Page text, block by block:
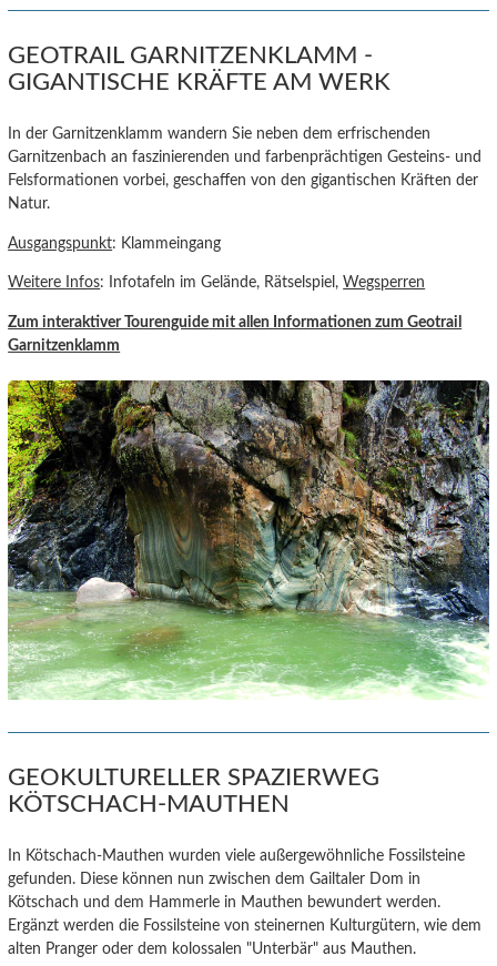
GEOTRAIL GARNITZENKLAMM -
GIGANTISCHE KRÄFTE AM WERK
In der Garnitzenklamm wandern Sie neben dem erfrischenden
Garnitzenbach an faszinierenden und farbenprächtigen Gesteins- und
Felsformationen vorbei, geschaffen von den gigantischen Kräften der
Natur.
Ausgangspunkt: Klammeingang
Weitere Infos: Infotafeln im Gelände, Rätselspiel,Wegsperren
Zum interaktiver Tourenguide mit allen Informationen zum Geotrail
Garnitzenklamm
GEOKULTURELLER SPAZIERWEG
KÖTSCHACH-MAUTHEN
In Kötschach-Mauthen wurden viele außergewöhnliche Fossilsteine
gefunden. Diese können nun zwischen dem Gailtaler Dom in
Kötschach und dem Hammerle in Mauthen bewundert werden.
Ergänzt werden die Fossilsteine von steinernen Kulturgütern, wie dem
alten Pranger oder dem kolossalen "Unterbär" aus Mauthen.